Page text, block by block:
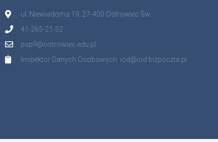
ul. Niewiadoma 19, 27-400 Ostrowiec Św.
41-265-21-52
psp9@ostrowiec.edu.pl
Inspektor Danych Osobowych: iod@iod.bizpoczta.pl